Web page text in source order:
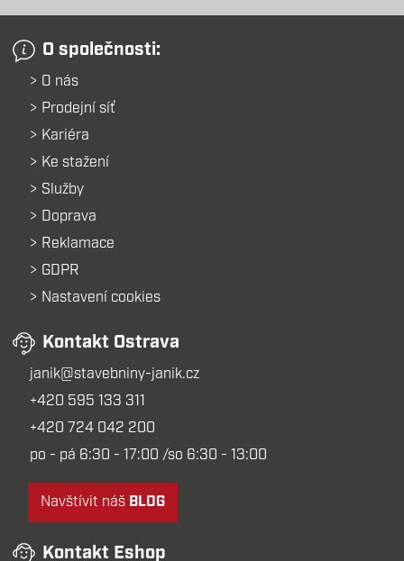
O společnosti:
O nás
Prodejní síť
Kariéra
Ke stažení
Služby
Doprava
Reklamace
GDPR
Nastavení cookies
Kontakt Ostrava
janik@stavebniny-janik.cz
+420 595 133 311
+420 724 042 200
po - pá 6:30 - 17:00 /so 6:30 - 13:00
Navštívit náš BLOG
Kontakt Eshop